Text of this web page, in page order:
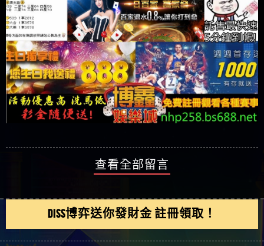
查看全部留言
DISS博弈送你發財金 註冊領取！